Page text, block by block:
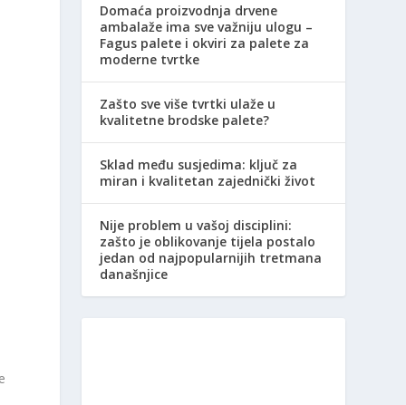
Domaća proizvodnja drvene
ambalaže ima sve važniju ulogu –
Fagus palete i okviri za palete za
moderne tvrtke
Zašto sve više tvrtki ulaže u
kvalitetne brodske palete?
Sklad među susjedima: ključ za
miran i kvalitetan zajednički život
Nije problem u vašoj disciplini:
zašto je oblikovanje tijela postalo
jedan od najpopularnijih tretmana
današnjice